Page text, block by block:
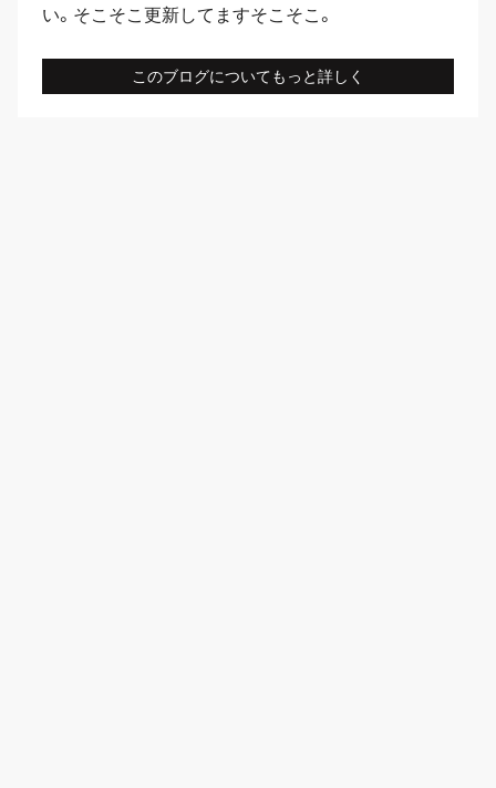
い。そこそこ更新してますそこそこ。
このブログについてもっと詳しく